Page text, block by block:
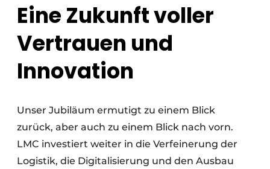
Eine Zukunft voller
Vertrauen und
Innovation
Unser Jubiläum ermutigt zu einem Blick
zurück, aber auch zu einem Blick nach vorn.
LMC investiert weiter in die Verfeinerung der
Logistik, die Digitalisierung und den Ausbau